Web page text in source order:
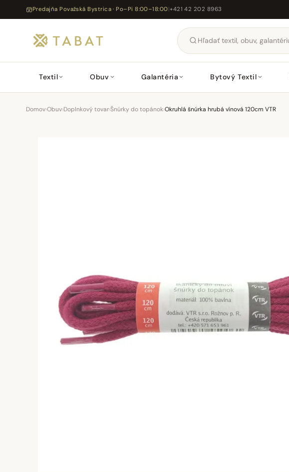
Predajňa Považská Bystrica · Po–Pi 8:00–18:00|+421 42 202 8963
Textil Obuv Galantéria Bytový Textil
Domov›Obuv›Doplnkový tovar›Šnúrky do topánok›Okruhlá šnúrka hrubá vínová 120cm VTR